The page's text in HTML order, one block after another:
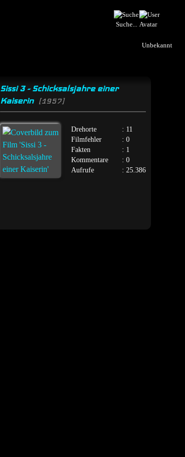
Suche...
Unbekannt
Sissi 3 - Schicksalsjahre einer
Kaiserin [1957]
Drehorte
: 11
Filmfehler
: 0
Fakten
: 1
Kommentare
: 0
Aufrufe
: 25.386